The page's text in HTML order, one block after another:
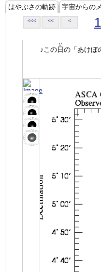
はやぶさの軌跡 宇宙からの
<<< << <
♪この日
ひ
の「あけぼ